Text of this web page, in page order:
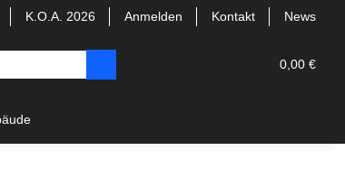
K.O.A. 2026 Anmelden Kontakt News
0,00 €